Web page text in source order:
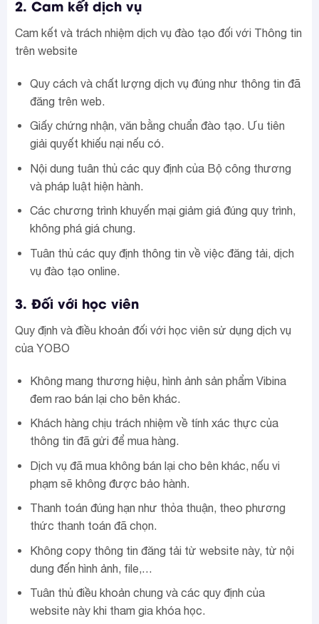
DINH DƯỠNG NỀN TẢNG
VÀ NGHỀ HLV DINH
DƯỠNG
CƠ HỘI LỚN DÀNH CHO NHỮNG
NGƯỜI ĐÓN ĐẦU XU HƯỚNG
ĐĂNG KÝ NGAY
2. Cam kết dịch vụ
Cam kết và trách nhiệm dịch vụ đào tạo đối với Thông tin
trên website
Quy cách và chất lượng dịch vụ đúng như thông tin đã
đăng trên web.
Giấy chứng nhận, văn bằng chuẩn đào tạo. Ưu tiên
giải quyết khiếu nại nếu có.
Nội dung tuân thủ các quy định của Bộ công thương
và pháp luật hiện hành.
Các chương trình khuyến mại giảm giá đúng quy trình,
không phá giá chung.
Tuân thủ các quy định thông tin về việc đăng tải, dịch
vụ đào tạo online.
3. Đối với học viên
Quy định và điều khoản đối với học viên sử dụng dịch vụ
của YOBO
Không mang thương hiệu, hình ảnh sản phẩm Vibina
đem rao bán lại cho bên khác.
Khách hàng chịu trách nhiệm về tính xác thực của
thông tin đã gửi để mua hàng.
Dịch vụ đã mua không bán lại cho bên khác, nếu vi
phạm sẽ không được bảo hành.
Thanh toán đúng hạn như thỏa thuận, theo phương
thức thanh toán đã chọn.
Không copy thông tin đăng tải từ website này, từ nội
dung đến hình ảnh, file,…
Tuân thủ điều khoản chung và các quy định của
website này khi tham gia khóa học.